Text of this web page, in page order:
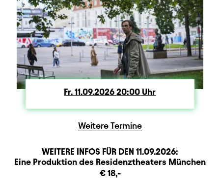
Fr. Freitag
11.09.202620:00 Uhr
Weitere Termine
WEITERE INFOS FÜR DEN 11.09.2026:
BeschreibungInformation
Produktionspartner
Eine Produktion des Residenztheaters München
€ 18,-